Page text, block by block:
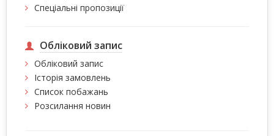
Спеціальні пропозиції
Обліковий запис
Обліковий запис
Історія замовлень
Список побажань
Розсилання новин